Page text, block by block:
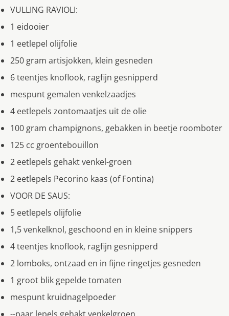
VULLING RAVIOLI:
1 eidooier
1 eetlepel olijfolie
250 gram artisjokken, klein gesneden
6 teentjes knoflook, ragfijn gesnipperd
mespunt gemalen venkelzaadjes
4 eetlepels zontomaatjes uit de olie
100 gram champignons, gebakken in beetje roomboter
125 cc groentebouillon
2 eetlepels gehakt venkel-groen
2 eetlepels Pecorino kaas (of Fontina)
VOOR DE SAUS:
5 eetlepels olijfolie
1,5 venkelknol, geschoond en in kleine snippers
4 teentjes knoflook, ragfijn gesnipperd
2 lomboks, ontzaad en in fijne ringetjes gesneden
1 groot blik gepelde tomaten
mespunt kruidnagelpoeder